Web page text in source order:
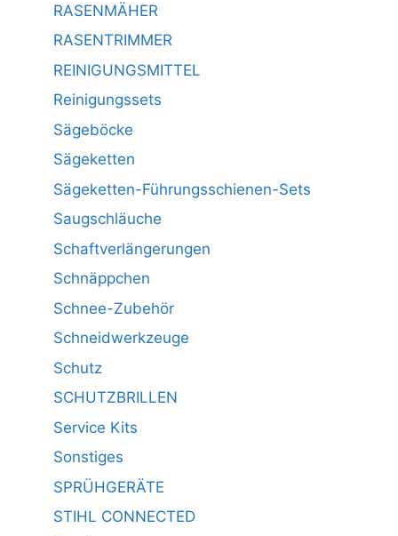
RASENMÄHER
RASENTRIMMER
REINIGUNGSMITTEL
Reinigungssets
Sägeböcke
Sägeketten
Sägeketten-Führungsschienen-Sets
Saugschläuche
Schaftverlängerungen
Schnäppchen
Schnee-Zubehör
Schneidwerkzeuge
Schutz
SCHUTZBRILLEN
Service Kits
Sonstiges
SPRÜHGERÄTE
STIHL CONNECTED